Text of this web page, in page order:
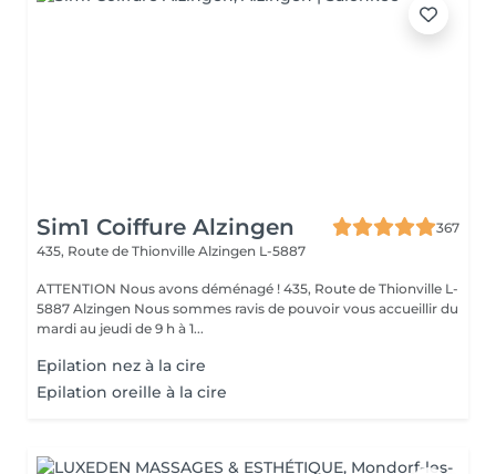
Sim1 Coiffure Alzingen
367
435, Route de Thionville Alzingen L-5887
ATTENTION Nous avons déménagé ! 435, Route de Thionville L-
5887 Alzingen Nous sommes ravis de pouvoir vous accueillir du
mardi au jeudi de 9 h à 1...
Epilation nez à la cire
Epilation oreille à la cire